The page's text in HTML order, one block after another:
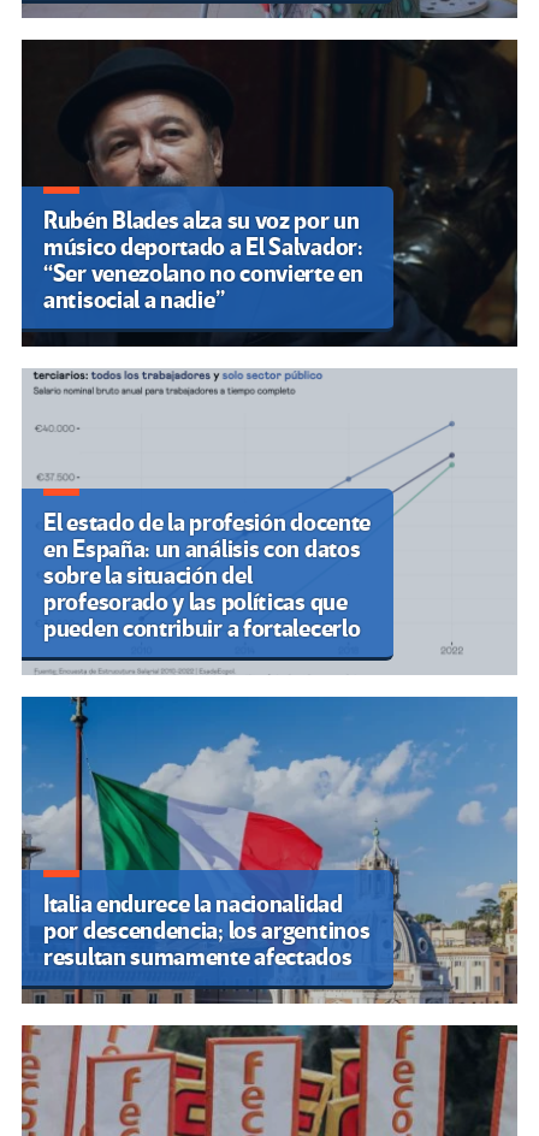
Rubén Blades alza su voz por un
músico deportado a El Salvador:
“Ser venezolano no convierte en
antisocial a nadie”
El estado de la profesión docente
en España: un análisis con datos
sobre la situación del
profesorado y las políticas que
pueden contribuir a fortalecerlo
Italia endurece la nacionalidad
por descendencia; los argentinos
resultan sumamente afectados